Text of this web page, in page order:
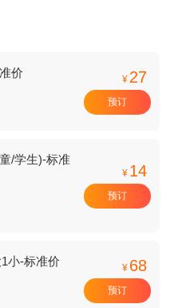
价 ¥ 27
预订
/学生)-标准
¥ 14
预订
小-标准价 ¥ 68
预订